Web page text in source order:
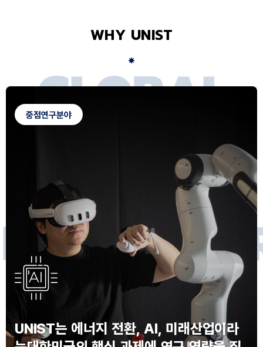
WHY UNIST
GLOBAL
CA S
R
FU TU RE
NNOVATO
S
중점연구분야
UNIST는 에너지 전환, AI, 미래산업이라